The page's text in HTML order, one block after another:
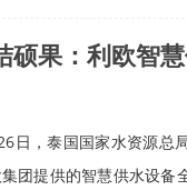
硕果：利欧智
，泰国国家水资源总
团提供的智慧供水设备